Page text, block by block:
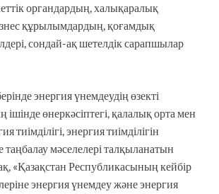
органдардың, халықаралық
құрылымдардың, қоғамдық
сондай-ақ шетелдік сарапшылар
энергия үнемдеудің өзекті
ішінде өнеркәсіптегі, қалалық орта мен
энергия тиімділігін
таңбалау мәселелері талқыланатын
«Қазақстан Республикасының кейбір
энергия үнемдеу және энергия